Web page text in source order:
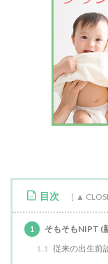
目次
1
そもそもNIPT (
1.1 従来の出生前